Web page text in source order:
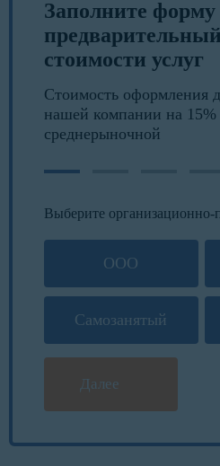
Заполните
стоимости услуг
Стоимость оформления
нашей компании на
среднерыночной
Выберите
ООО
Самозанятый
Далее